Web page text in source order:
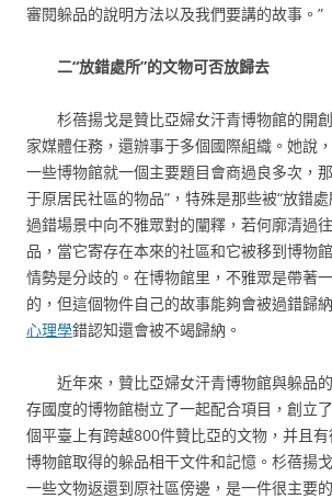
審閱躲品的說明方法以及我們要講的故事。”
二“放錯處所”的文物可否放歸去
杉蓓揚戈是贊比亞婦女汗青博物館的開
家媒體任務，還辦事于多個國際組織。她說
一些博物館就一個主要題目會商過良多次，
于原居民社區的物品”，特殊是那些被“放錯
過錯場景中向不雅眾對的闡釋，若何廓清過
品，當它寄存在本來的社區和它被移到博物
情勢是分歧的。在博物館里，不雅眾是帶著
的，但這個物件自己的故事能夠會被過錯歸
心理學錯認知還會被不竭歸納。
近年來，贊比亞婦女汗青博物館與躲品
存國度的博物館樹立了一起配合項目，創立
個平臺上有跨越800件贊比亞的文物，并且
博物館取得的躲品相干文件和記憶。杉蓓揚
一些文物返還到原社區傍邊，是一件很主要